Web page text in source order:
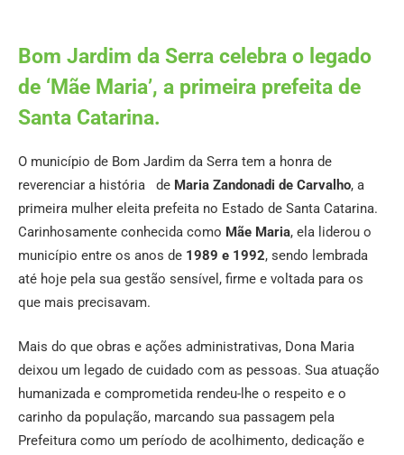
Bom Jardim da Serra celebra o legado
de ‘Mãe Maria’, a primeira prefeita de
Santa Catarina.
O município de Bom Jardim da Serra tem a honra de
reverenciar a história de Maria Zandonadi de Carvalho, a
primeira mulher eleita prefeita no Estado de Santa Catarina.
Carinhosamente conhecida como Mãe Maria, ela liderou o
município entre os anos de 1989 e 1992, sendo lembrada
até hoje pela sua gestão sensível, firme e voltada para os
que mais precisavam.
Mais do que obras e ações administrativas, Dona Maria
deixou um legado de cuidado com as pessoas. Sua atuação
humanizada e comprometida rendeu-lhe o respeito e o
carinho da população, marcando sua passagem pela
Prefeitura como um período de acolhimento, dedicação e